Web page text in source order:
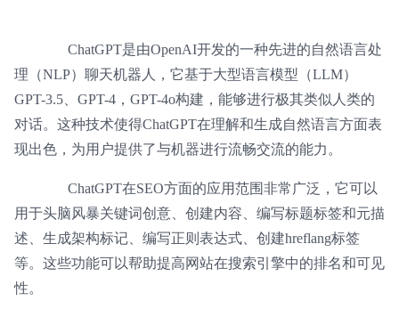
ChatGPT是由OpenAI开发的一种先进的自然语言处
理（NLP）聊天机器人，它基于大型语言模型（LLM）
GPT-3.5、GPT-4，GPT-4o构建，能够进行极其类似人类的
对话。这种技术使得ChatGPT在理解和生成自然语言方面表
现出色，为用户提供了与机器进行流畅交流的能力。
ChatGPT在SEO方面的应用范围非常广泛，它可以
用于头脑风暴关键词创意、创建内容、编写标题标签和元描
述、生成架构标记、编写正则表达式、创建hreflang标签
等。这些功能可以帮助提高网站在搜索引擎中的排名和可见
性。